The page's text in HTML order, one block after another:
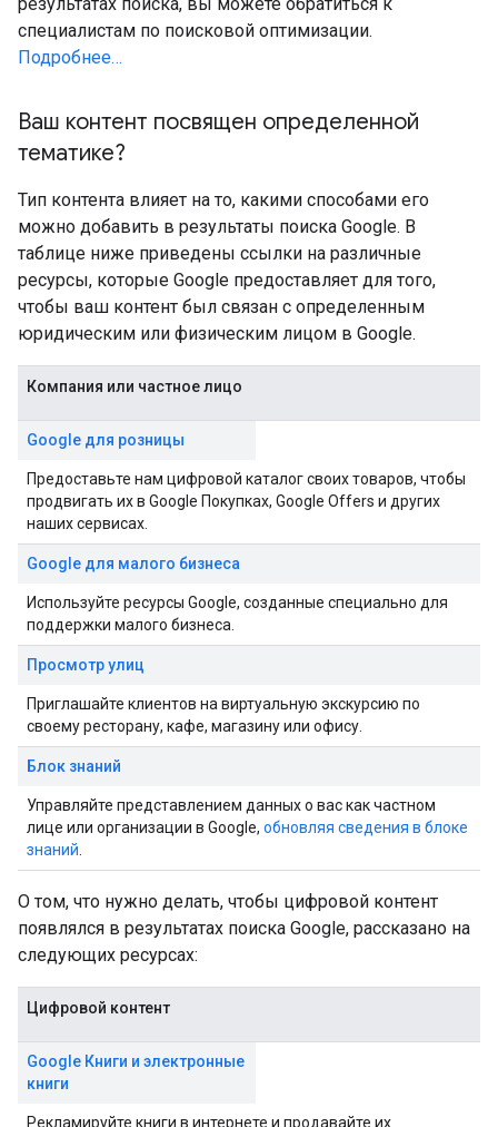
специалистам по поисковой оптимизации.
Подробнее…
Ваш контент посвящен определенной
тематике?
Тип контента влияет на то, какими способами его
можно добавить в результаты поиска Google. В
таблице ниже приведены ссылки на различные
ресурсы, которые Google предоставляет для того,
чтобы ваш контент был связан с определенным
юридическим или физическим лицом в Google.
Компания или частное лицо
Google для розницы
Предоставьте нам цифровой каталог своих товаров, чтобы
продвигать их в Google Покупках, Google Offers и других
наших сервисах.
Google для малого бизнеса
Используйте ресурсы Google, созданные специально для
поддержки малого бизнеса.
Просмотр улиц
Приглашайте клиентов на виртуальную экскурсию по
своему ресторану, кафе, магазину или офису.
Блок знаний
Управляйте представлением данных о вас как частном
лице или организации в Google, обновляя сведения в блоке
знаний
О том, что нужно делать, чтобы цифровой контент
появлялся в результатах поиска Google, рассказано на
следующих ресурсах:
Цифровой контент
Google Книги и электронные
книги
Рекламируйте книги в интернете и продавайте их